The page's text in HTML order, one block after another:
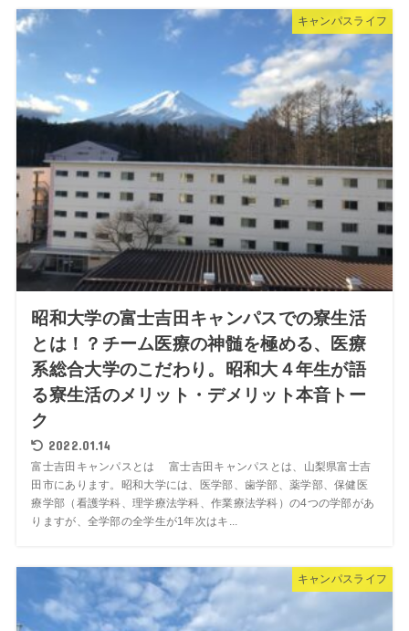
キャンパスライフ
昭和大学の富士吉田キャンパスでの寮生活
とは！？チーム医療の神髄を極める、医療
系総合大学のこだわり。昭和大４年生が語
る寮生活のメリット・デメリット本音トー
ク
2022.01.14
富士吉田キャンパスとは 富士吉田キャンパスとは、山梨県富士吉
田市にあります。昭和大学には、医学部、歯学部、薬学部、保健医
療学部（看護学科、理学療法学科、作業療法学科）の4つの学部があ
りますが、全学部の全学生が1年次はキ...
キャンパスライフ